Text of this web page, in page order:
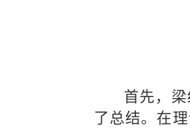
首先，
了总结。在